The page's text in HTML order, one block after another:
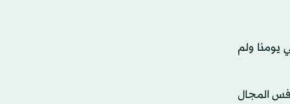
يومنا ولم
المجال